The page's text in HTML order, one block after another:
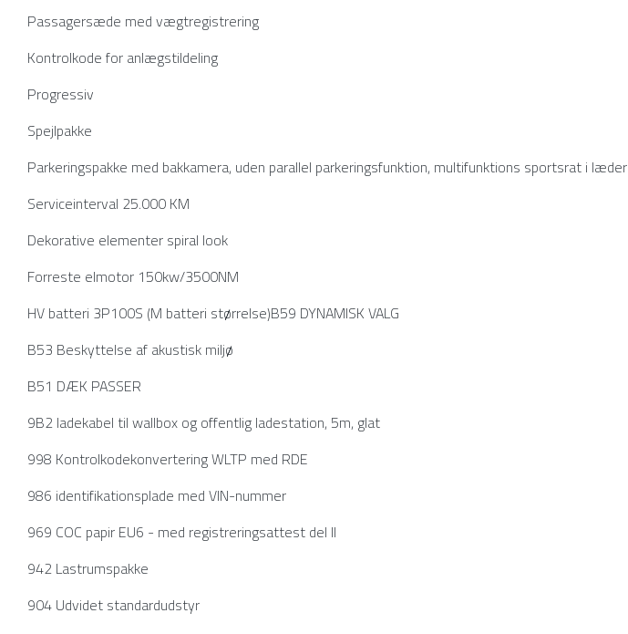
Passagersæde med vægtregistrering
Kontrolkode for anlægstildeling
Progressiv
Spejlpakke
Parkeringspakke med bakkamera, uden parallel parkeringsfunktion, multifunktions sportsrat i læder
Serviceinterval 25.000 KM
Dekorative elementer spiral look
Forreste elmotor 150kw/3500NM
HV batteri 3P100S (M batteri størrelse)B59 DYNAMISK VALG
B53 Beskyttelse af akustisk miljø
B51 DÆK PASSER
9B2 ladekabel til wallbox og offentlig ladestation, 5m, glat
998 Kontrolkodekonvertering WLTP med RDE
986 identifikationsplade med VIN-nummer
969 COC papir EU6 - med registreringsattest del II
942 Lastrumspakke
904 Udvidet standardudstyr